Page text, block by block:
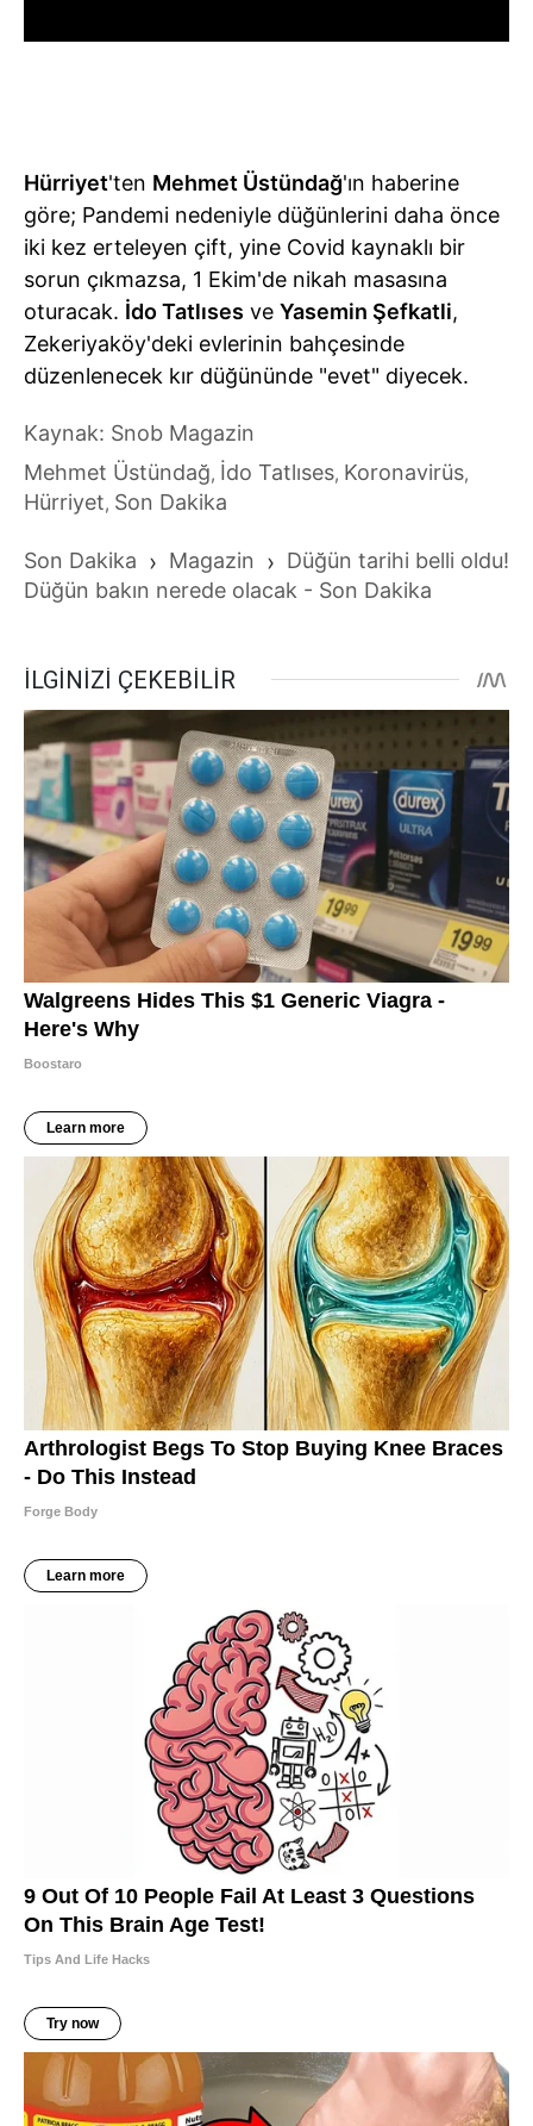
Hürriyet'ten Mehmet Üstündağ'ın haberine
göre; Pandemi nedeniyle düğünlerini daha önce
iki kez erteleyen çift, yine Covid kaynaklı bir
sorun çıkmazsa, 1 Ekim'de nikah masasına
oturacak. İdo Tatlıses ve Yasemin Şefkatli,
Zekeriyaköy'deki evlerinin bahçesinde
düzenlenecek kır düğününde "evet" diyecek.
Kaynak: Snob Magazin
Mehmet Üstündağ, İdo Tatlıses, Koronavirüs,
Hürriyet, Son Dakika
Son Dakika › Magazin › Düğün tarihi belli oldu!
Düğün bakın nerede olacak - Son Dakika